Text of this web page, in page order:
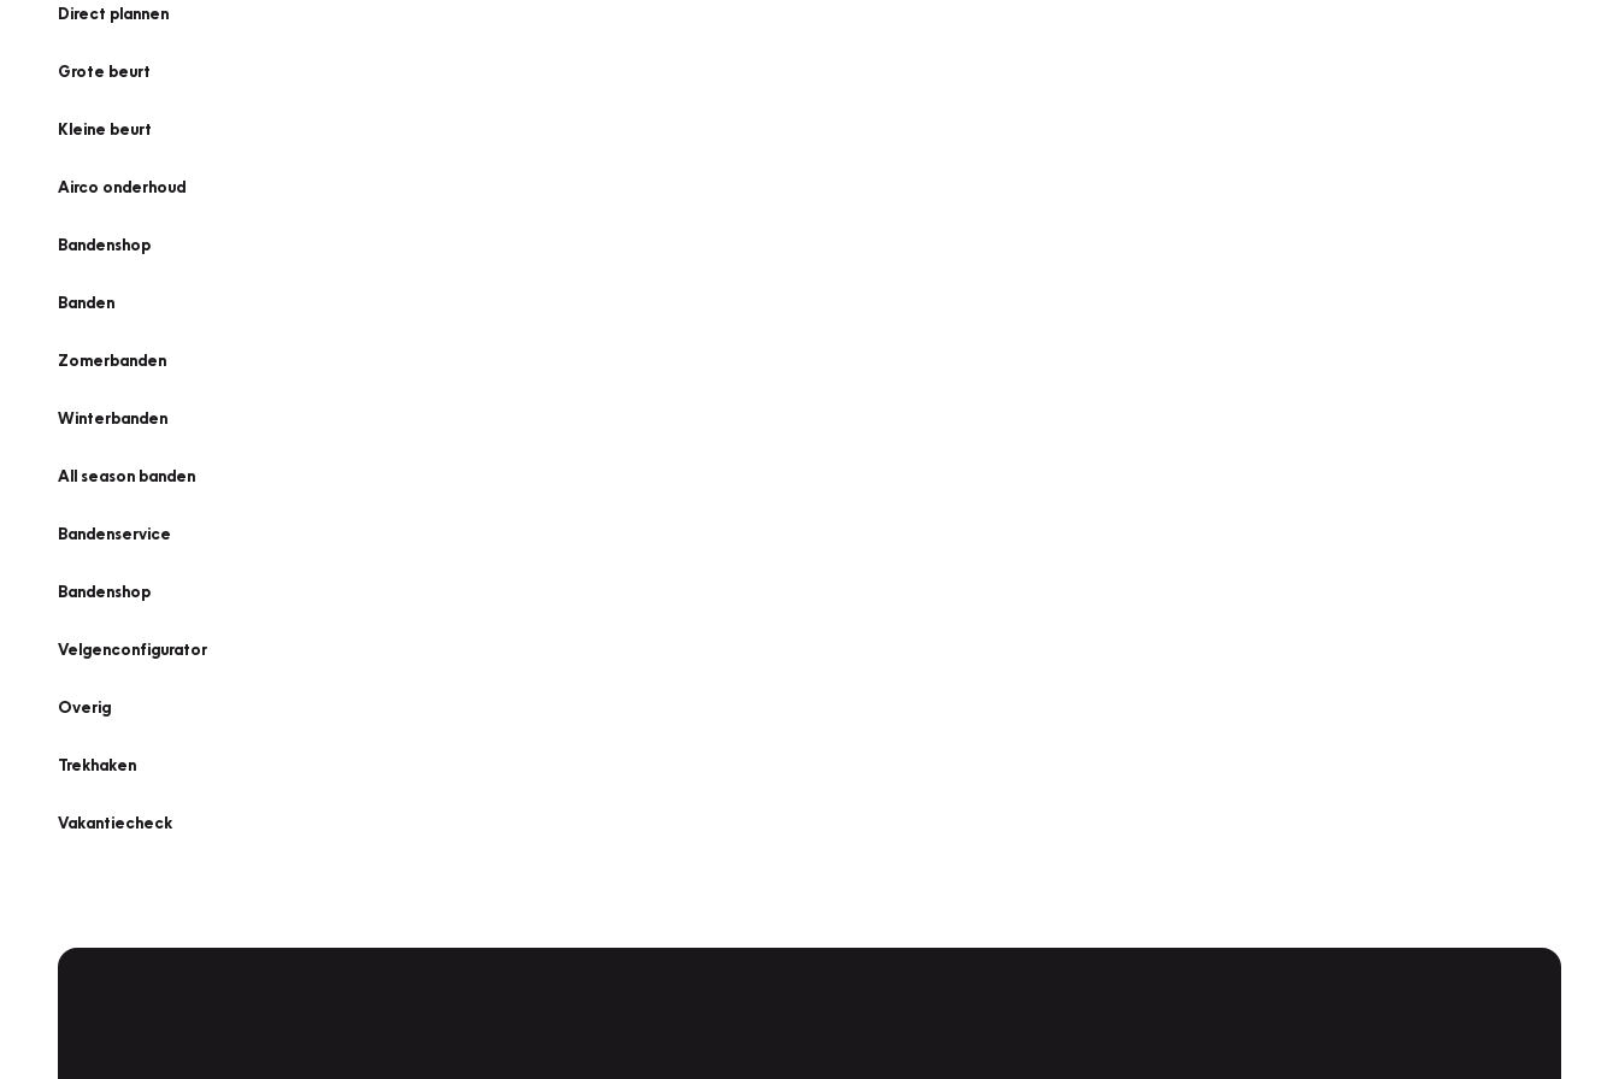
Direct plannen
Grote beurt
Kleine beurt
Airco onderhoud
Bandenshop
Banden
Zomerbanden
Winterbanden
All season banden
Bandenservice
Bandenshop
Velgenconfigurator
Overig
Trekhaken
Vakantiecheck